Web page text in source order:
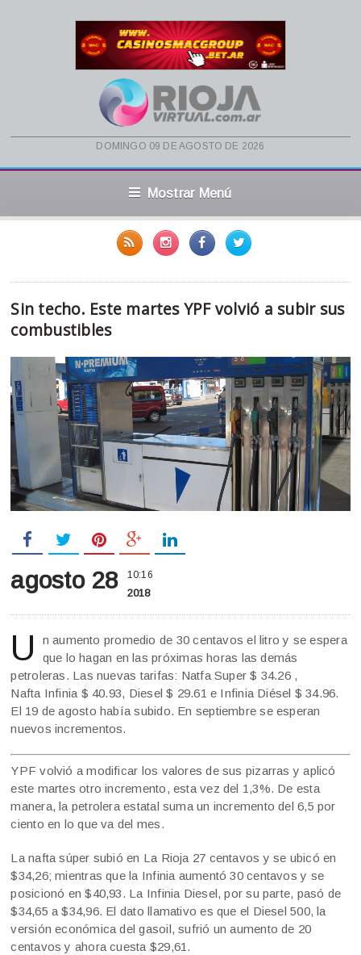
domingo 09 de agosto de 2026
Mostrar Menú
Sin techo. Este martes YPF volvió a subir sus
combustibles
agosto 28 10:16
2018
U
n aumento promedio de 30 centavos el litro y se espera
que lo hagan en las próximas horas las demás
petroleras. Las nuevas tarifas: Natfa Super $ 34.26 ,
Nafta Infinia $ 40.93, Diesel $ 29.61 e Infinia Diésel $ 34.96.
El 19 de agosto había subido. En septiembre se esperan
nuevos incrementos.
YPF volvió a modificar los valores de sus pizarras y aplicó
este martes otro incremento, esta vez del 1,3%. De esta
manera, la petrolera estatal suma un incremento del 6,5 por
ciento en lo que va del mes.
La nafta súper subió en La Rioja 27 centavos y se ubicó en
$34,26; mientras que la Infinia aumentó 30 centavos y se
posicionó en $40,93. La Infinia Diesel, por su parte, pasó de
$34,65 a $34,96. El dato llamativo es que el Diesel 500, la
versión económica del gasoil, sufrió un aumento de 20
centavos y ahora cuesta $29,61.